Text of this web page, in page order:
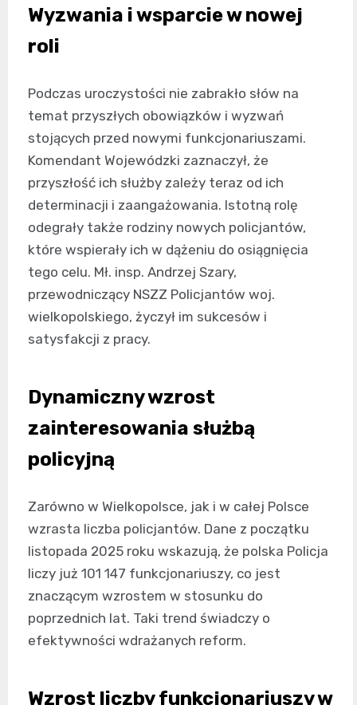
Wyzwania i wsparcie w nowej
roli
Podczas uroczystości nie zabrakło słów na
temat przyszłych obowiązków i wyzwań
stojących przed nowymi funkcjonariuszami.
Komendant Wojewódzki zaznaczył, że
przyszłość ich służby zależy teraz od ich
determinacji i zaangażowania. Istotną rolę
odegrały także rodziny nowych policjantów,
które wspierały ich w dążeniu do osiągnięcia
tego celu. Mł. insp. Andrzej Szary,
przewodniczący NSZZ Policjantów woj.
wielkopolskiego, życzył im sukcesów i
satysfakcji z pracy.
Dynamiczny wzrost
zainteresowania służbą
policyjną
Zarówno w Wielkopolsce, jak i w całej Polsce
wzrasta liczba policjantów. Dane z początku
listopada 2025 roku wskazują, że polska Policja
liczy już 101 147 funkcjonariuszy, co jest
znaczącym wzrostem w stosunku do
poprzednich lat. Taki trend świadczy o
efektywności wdrażanych reform.
Wzrost liczby funkcjonariuszy w